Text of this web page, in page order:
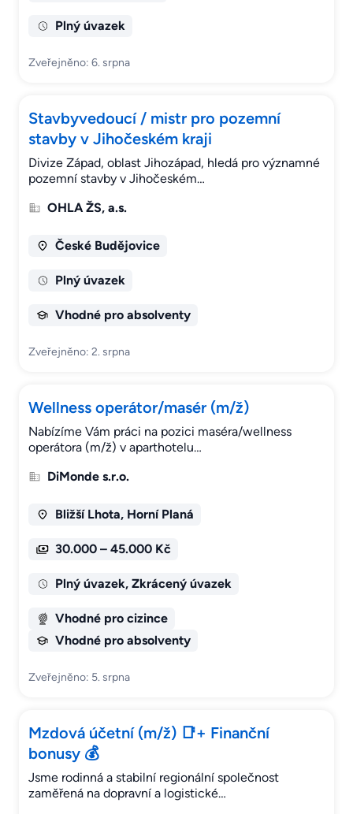
Plný úvazek
Zveřejněno: 6. srpna
Stavbyvedoucí / mistr pro pozemní
stavby v Jihočeském kraji
Divize Západ, oblast Jihozápad, hledá pro významné
pozemní stavby v Jihočeském…
OHLA ŽS, a.s.
České Budějovice
Plný úvazek
Vhodné pro absolventy
Zveřejněno: 2. srpna
Wellness operátor/masér (m/ž)
Nabízíme Vám práci na pozici maséra/wellness
operátora (m/ž) v aparthotelu…
DiMonde s.r.o.
Bližší Lhota, Horní Planá
30.000 – 45.000 Kč
Plný úvazek, Zkrácený úvazek
Vhodné pro cizince
Vhodné pro absolventy
Zveřejněno: 5. srpna
Mzdová účetní (m/ž) 📑+ Finanční
bonusy 💰
Jsme rodinná a stabilní regionální společnost
zaměřená na dopravní a logistické…